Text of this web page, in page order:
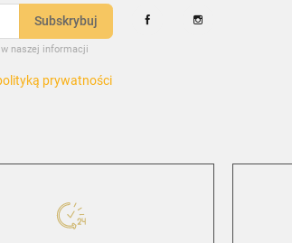
w naszej informacji
prywatności